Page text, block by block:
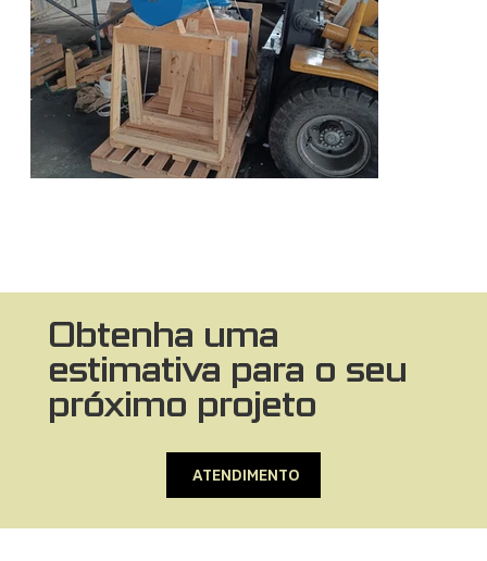
Obtenha uma
estimativa para o seu
próximo projeto
ATENDIMENTO